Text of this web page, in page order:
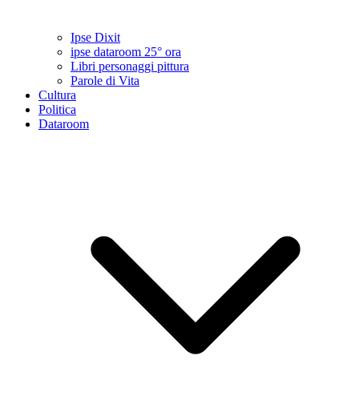
Ipse Dixit
ipse dataroom 25° ora
Libri personaggi pittura
Parole di Vita
Cultura
Politica
Dataroom